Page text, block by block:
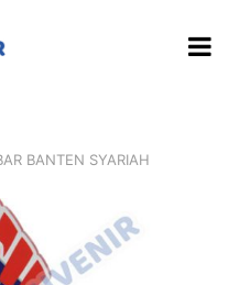
BANTEN SYARIAH